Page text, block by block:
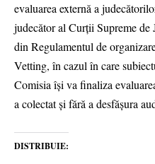
evaluarea externă a
judecător al Curții Supreme
din Regulamentul de
Vetting, în cazul în care
Comisia își va finaliza
a colectat și fără a desfășura
DISTRIBUIE: